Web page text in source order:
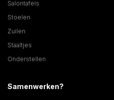
Salontafels
Stoelen
Zuilen
Staaltjes
Onderstellen
Samenwerken?